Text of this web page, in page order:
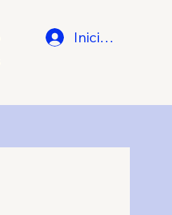
Iniciar sesión